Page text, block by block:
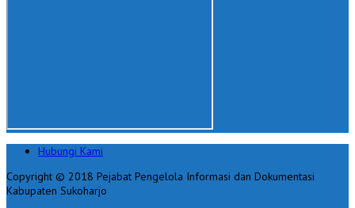
Hubungi Kami
Copyright © 2018 Pejabat Pengelola Informasi dan Dokumentasi
Kabupaten Sukoharjo